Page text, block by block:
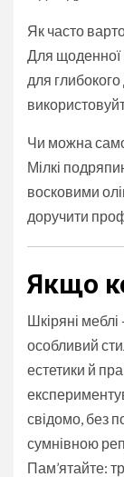
Як часто
Для щоденної
для глибокого
Чи можна
Мілкі
восковими
доручити
Якщо
Шкіряні
особливий
естетики й
свідомо, без
сумнівною
Пам’ятайте: